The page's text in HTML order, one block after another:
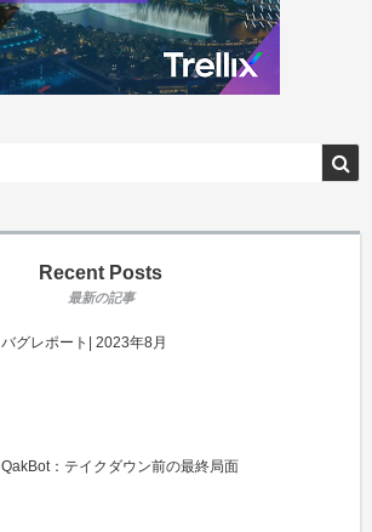
Recent Posts
バグレポート| 2023年8月
QakBot：テイクダウン前の最終局面